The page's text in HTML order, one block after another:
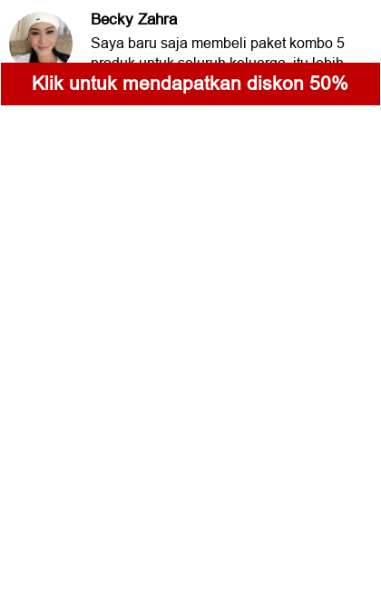
Klik untuk mendapatkan diskon 50%
Becky Zahra
Saya baru saja membeli paket kombo 5
produk untuk seluruh keluarga, itu lebih
murah dibandingkan beli satuan. Semua
orang harus tahu kalau itu lebih murah